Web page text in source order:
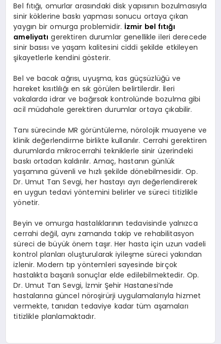
Bel fıtığı, omurlar arasındaki disk yapısının bozulmasıyla
sinir köklerine baskı yapması sonucu ortaya çıkan
yaygın bir omurga problemidir. İzmir bel fıtığı
ameliyatı gerektiren durumlar genellikle ileri derecede
sinir basısı ve yaşam kalitesini ciddi şekilde etkileyen
şikayetlerle kendini gösterir.
Bel ve bacak ağrısı, uyuşma, kas güçsüzlüğü ve
hareket kısıtlılığı en sık görülen belirtilerdir. İleri
vakalarda idrar ve bağırsak kontrolünde bozulma gibi
acil müdahale gerektiren durumlar ortaya çıkabilir.
Tanı sürecinde MR görüntüleme, nörolojik muayene ve
klinik değerlendirme birlikte kullanılır. Cerrahi gerektiren
durumlarda mikrocerrahi tekniklerle sinir üzerindeki
baskı ortadan kaldırılır. Amaç, hastanın günlük
yaşamına güvenli ve hızlı şekilde dönebilmesidir. Op.
Dr. Umut Tan Sevgi, her hastayı ayrı değerlendirerek
en uygun tedavi yöntemini belirler ve süreci titizlikle
yönetir.
Beyin ve omurga hastalıklarının tedavisinde yalnızca
cerrahi değil, aynı zamanda takip ve rehabilitasyon
süreci de büyük önem taşır. Her hasta için uzun vadeli
kontrol planları oluşturularak iyileşme süreci yakından
izlenir. Modern tıp yöntemleri sayesinde birçok
hastalıkta başarılı sonuçlar elde edilebilmektedir. Op.
Dr. Umut Tan Sevgi, İzmir Şehir Hastanesi’nde
hastalarına güncel nöroşirürji uygulamalarıyla hizmet
vermekte, tanıdan tedaviye kadar tüm aşamaları
titizlikle planlamaktadır.